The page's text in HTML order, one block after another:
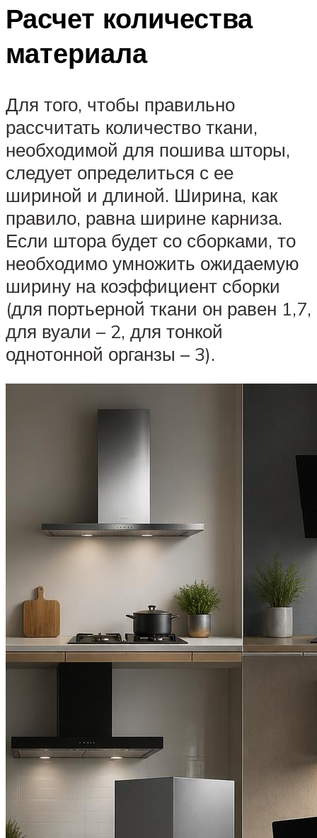
Расчет количества
материала
Для того, чтобы правильно
рассчитать количество ткани,
необходимой для пошива шторы,
следует определиться с ее
шириной и длиной. Ширина, как
правило, равна ширине карниза.
Если штора будет со сборками, то
необходимо умножить ожидаемую
ширину на коэффициент сборки
(для портьерной ткани он равен 1,7,
для вуали – 2, для тонкой
однотонной органзы – 3).